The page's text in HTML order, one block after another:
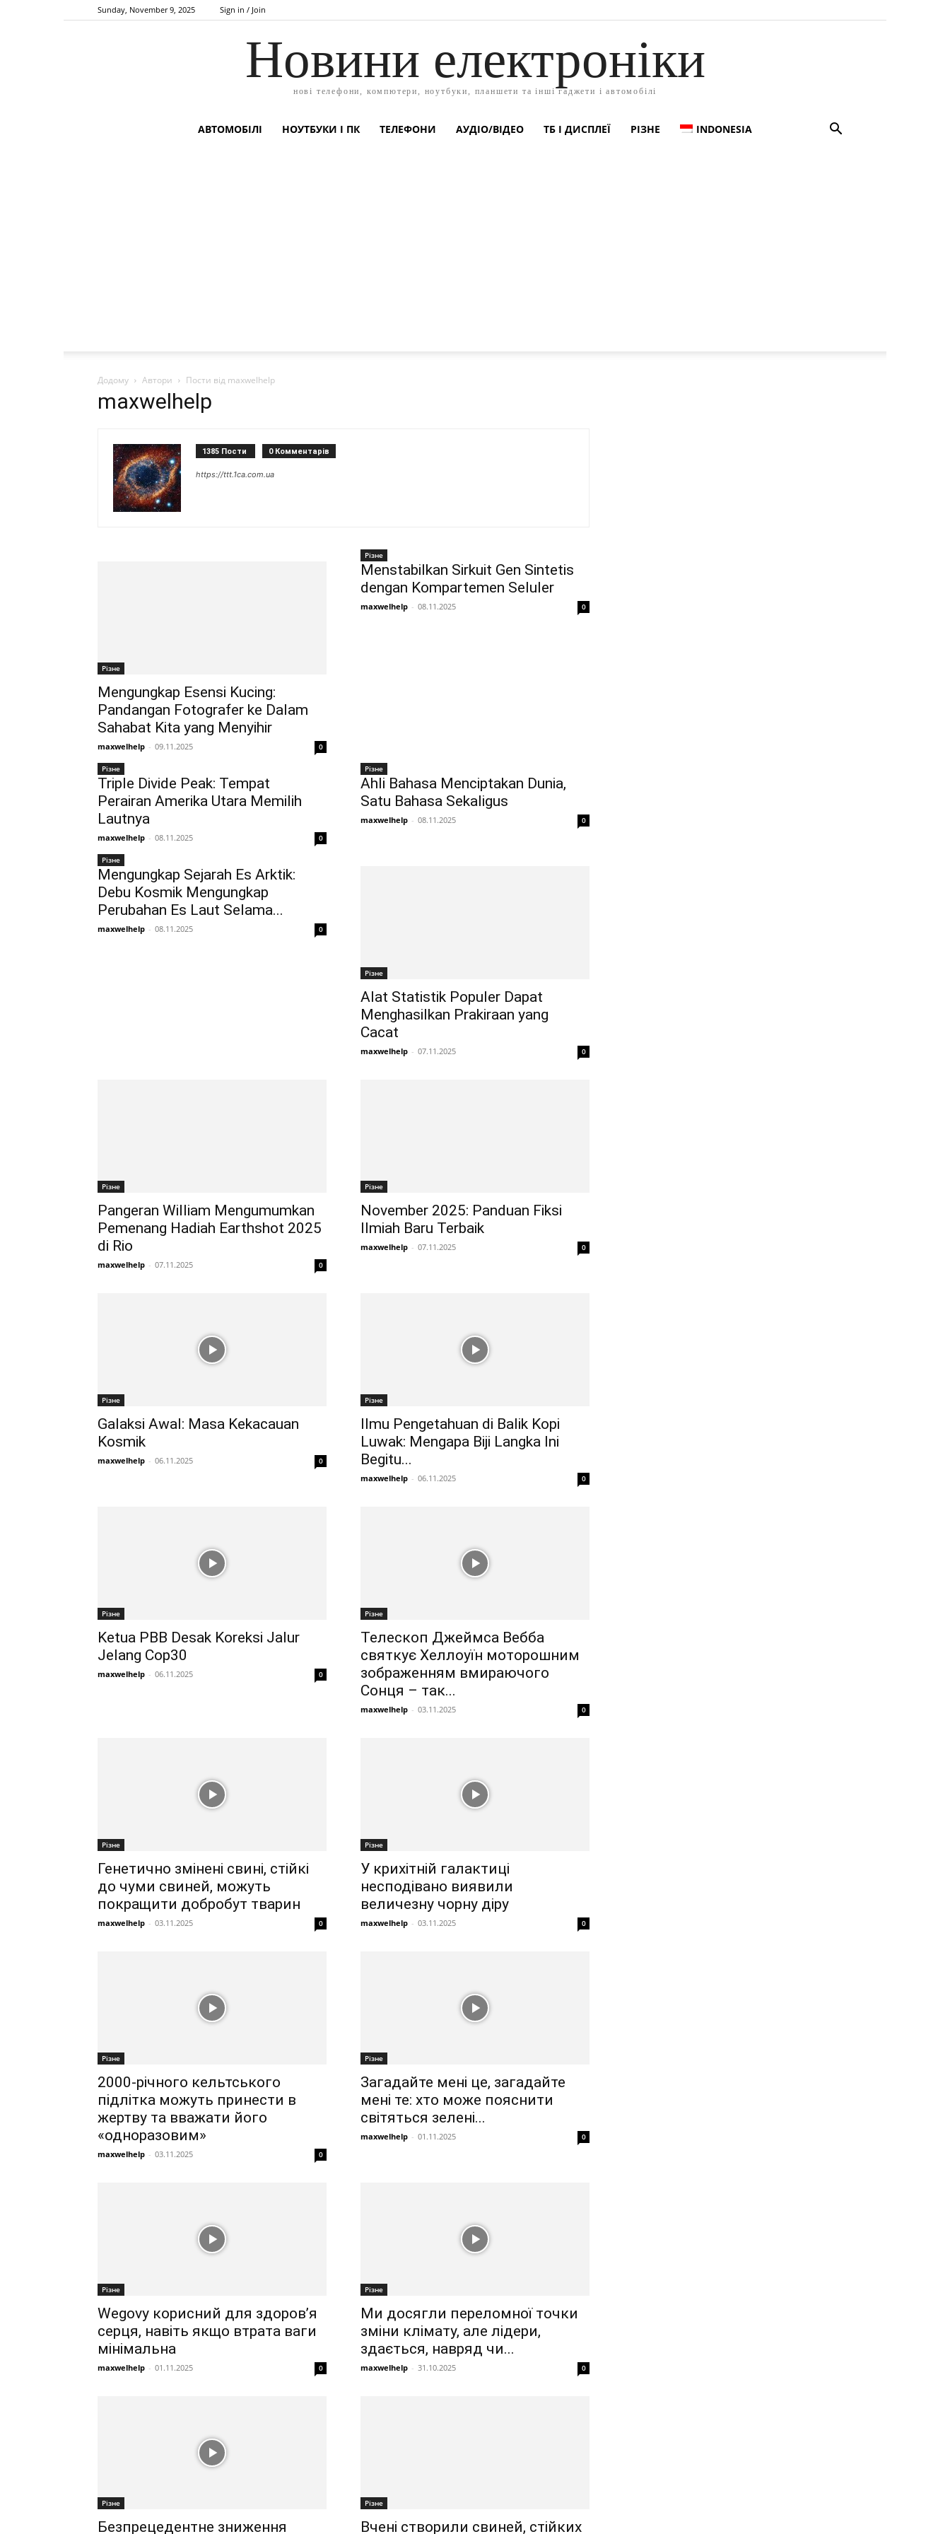
Sunday, November 9, 2025 Sign in / Join
Новини електроніки
нові телефони, компютери, ноутбуки, планшети та інші гаджети і автомобілі
АВТОМОБІЛІ НОУТБУКИ І ПК ТЕЛЕФОНИ АУДІО/ВІДЕО ТБ І ДИСПЛЕЇ РІЗНЕ INDONESIA
Додому Автори Пости від maxwelhelp
maxwelhelp
1385 Пости 0 Комментарів
https://ttt.1ca.com.ua
Різне
Mengungkap Esensi Kucing:
Pandangan Fotografer ke Dalam
Sahabat Kita yang Menyihir
maxwelhelp - 09.11.2025 0
Різне
Menstabilkan Sirkuit Gen Sintetis
dengan Kompartemen Seluler
maxwelhelp - 08.11.2025 0
Різне
Triple Divide Peak: Tempat
Perairan Amerika Utara Memilih
Lautnya
maxwelhelp - 08.11.2025 0
Різне
Ahli Bahasa Menciptakan Dunia,
Satu Bahasa Sekaligus
maxwelhelp - 08.11.2025 0
Різне
Mengungkap Sejarah Es Arktik:
Debu Kosmik Mengungkap
Perubahan Es Laut Selama...
maxwelhelp - 08.11.2025 0
Різне
Alat Statistik Populer Dapat
Menghasilkan Prakiraan yang
Cacat
maxwelhelp - 07.11.2025 0
Різне
Pangeran William Mengumumkan
Pemenang Hadiah Earthshot 2025
di Rio
maxwelhelp - 07.11.2025 0
Різне
November 2025: Panduan Fiksi
Ilmiah Baru Terbaik
maxwelhelp - 07.11.2025 0
Різне
Galaksi Awal: Masa Kekacauan
Kosmik
maxwelhelp - 06.11.2025 0
Різне
Ilmu Pengetahuan di Balik Kopi
Luwak: Mengapa Biji Langka Ini
Begitu...
maxwelhelp - 06.11.2025 0
Різне
Ketua PBB Desak Koreksi Jalur
Jelang Cop30
maxwelhelp - 06.11.2025 0
Різне
Телескоп Джеймса Вебба
святкує Хеллоуїн моторошним
зображенням вмираючого
Сонця – так...
maxwelhelp - 03.11.2025 0
Різне
Генетично змінені свині, стійкі
до чуми свиней, можуть
покращити добробут тварин
maxwelhelp - 03.11.2025 0
Різне
У крихітній галактиці
несподівано виявили
величезну чорну діру
maxwelhelp - 03.11.2025 0
Різне
2000-річного кельтського
підлітка можуть принести в
жертву та вважати його
«одноразовим»
maxwelhelp - 03.11.2025 0
Різне
Загадайте мені це, загадайте
мені те: хто може пояснити
світяться зелені...
maxwelhelp - 01.11.2025 0
Різне
Wegovy корисний для здоров’я
серця, навіть якщо втрата ваги
мінімальна
maxwelhelp - 01.11.2025 0
Різне
Ми досягли переломної точки
зміни клімату, але лідери,
здається, навряд чи...
maxwelhelp - 31.10.2025 0
Різне
Безпрецедентне зниження
Різне
Вчені створили свиней, стійких